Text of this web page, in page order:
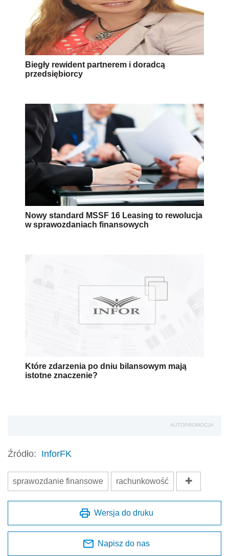
Biegły rewident partnerem i doradcą
przedsiębiorcy
Nowy standard MSSF 16 Leasing to rewolucja
w sprawozdaniach finansowych
Które zdarzenia po dniu bilansowym mają
istotne znaczenie?
AUTOPROMOCJA
Źródło: InforFK
sprawozdanie finansowe rachunkowość
Wersja do druku
Napisz do nas